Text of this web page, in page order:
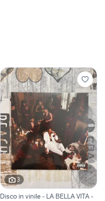
3
Disco in vinile - LA BELLA VITA -